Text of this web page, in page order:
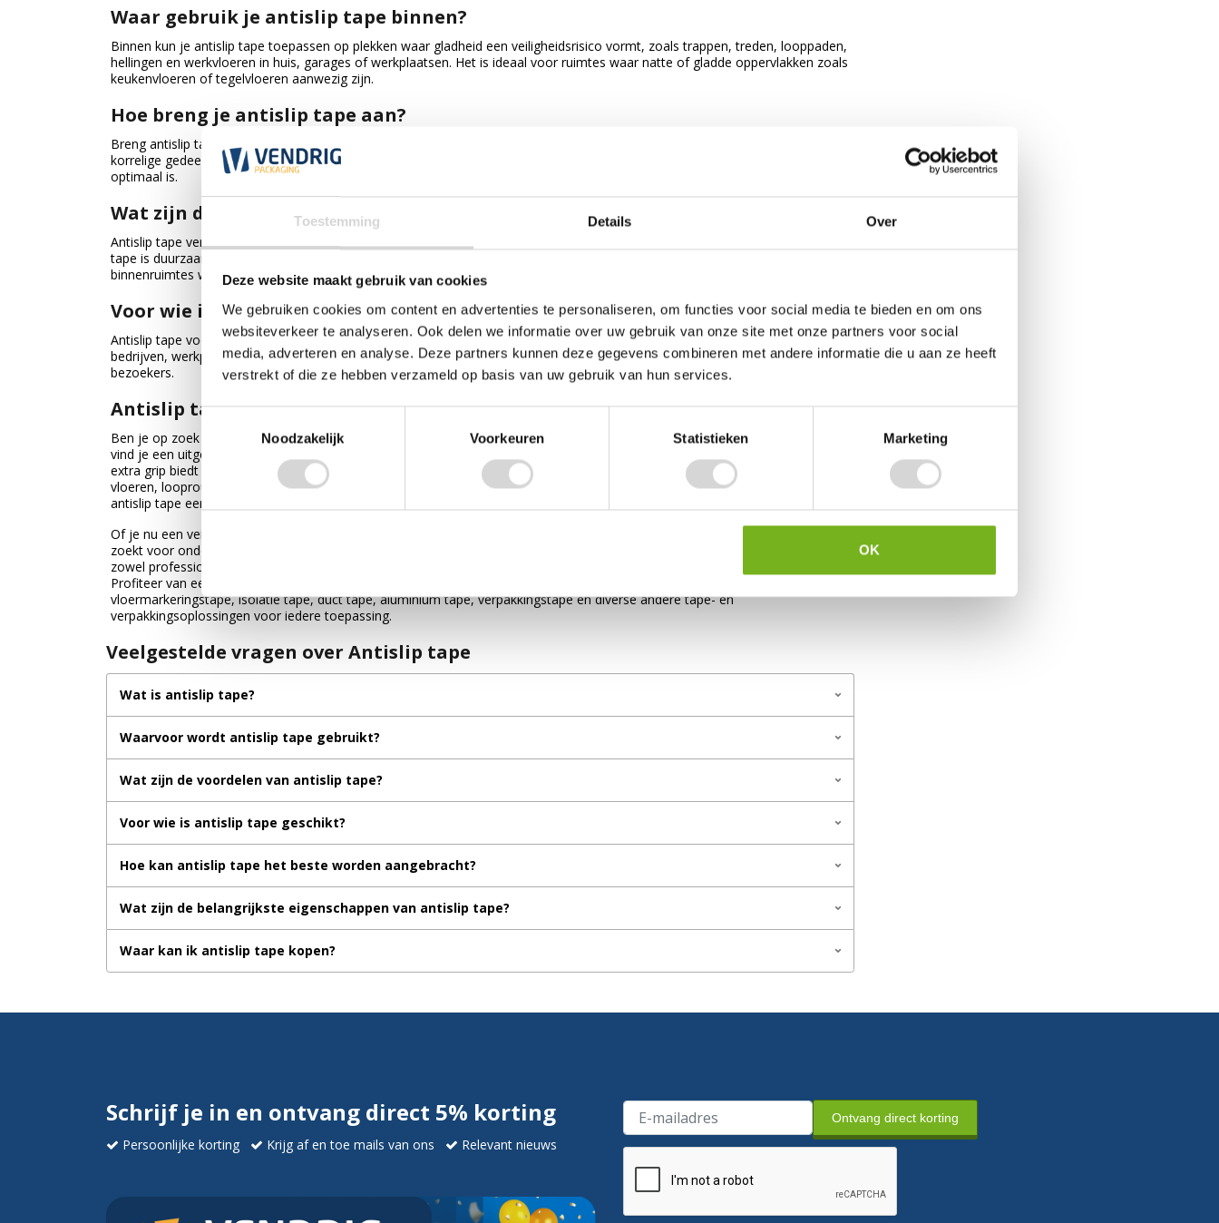
Toestemming Details Over
Deze website maakt gebruik van cookies
We gebruiken cookies om content en advertenties te personaliseren, om functies voor social media te bieden en om ons
websiteverkeer te analyseren. Ook delen we informatie over uw gebruik van onze site met onze partners voor social
media, adverteren en analyse. Deze partners kunnen deze gegevens combineren met andere informatie die u aan ze heeft
verstrekt of die ze hebben verzameld op basis van uw gebruik van hun services.
Toestemmingsselectie
Noodzakelijk
Voorkeuren Statistieken Marketing
OK
Waar gebruik je antislip tape binnen?
Binnen kun je antislip tape toepassen op plekken waar gladheid een veiligheidsrisico vormt, zoals trappen, treden, looppaden,
hellingen en werkvloeren in huis, garages of werkplaatsen. Het is ideaal voor ruimtes waar natte of gladde oppervlakken zoals
keukenvloeren of tegelvloeren aanwezig zijn.
Hoe breng je antislip tape aan?
Breng antislip tape aan op een schoon, droog en stofvrij oppervlak. Verwijder de beschermlaag van de tape en plak het
korrelige gedeelte strak op de gewenste plek. Druk de tape goed aan zodat de lijmlaag stevig hecht en de antislip werking
optimaal is.
Wat zijn de voordelen van antislip tape?
Antislip tape verhoogt de veiligheid door de kans op uitglijden en vallen te verkleinen, vooral op gladde vloeren of treden. De
tape is duurzaam, slijtvast en eenvoudig aan te brengen zonder gereedschap. Hierdoor is het een effectieve oplossing voor
binnenruimtes waar extra grip gewenst is.
Voor wie is deze tape geschikt?
Antislip tape voor binnen is geschikt voor particulieren die risico’s willen verminderen in huis of garage, maar ook voor
bedrijven, werkplaatsen en kantoren waar extra grip op gladde vloeren belangrijk is voor de veiligheid van medewerkers en
bezoekers.
Antislip tape koop je bij Vendrig Packaging!
Ben je op zoek naar een praktische oplossing om de veiligheid op gladde oppervlakken te verbeteren? Bij Vendrig Packaging
vind je een uitgebreid assortiment antislip tape voor verschillende toepassingen. Antislip tape heeft een ruw oppervlak dat
extra grip biedt en helpt het risico op uitglijden te verminderen. De tape is ideaal voor gebruik op traptreden, hellingen,
vloeren, looproutes, werkplaatsen, magazijnen en andere plekken waar extra grip gewenst is. Dankzij de sterke kleeflaag is
antislip tape eenvoudig aan te brengen op verschillende ondergronden.
Of je nu een veilige werkomgeving wilt creëren, gladde oppervlakken wilt voorzien van extra grip of een praktische oplossing
zoekt voor onderhoud en renovatie, bij Vendrig Packaging vind je altijd een passende oplossing. Antislip tape is geschikt voor
zowel professionele als particuliere toepassingen en verkrijgbaar in verschillende uitvoeringen voor uiteenlopende situaties.
Profiteer van een ruim assortiment, scherpe prijzen en snelle levering. Naast antislip tape vind je bij Vendrig Packaging ook
vloermarkeringstape, isolatie tape, duct tape, aluminium tape, verpakkingstape en diverse andere tape- en
verpakkingsoplossingen voor iedere toepassing.
Veelgestelde vragen over Antislip tape
Wat is antislip tape?
Waarvoor wordt antislip tape gebruikt?
Wat zijn de voordelen van antislip tape?
Voor wie is antislip tape geschikt?
Hoe kan antislip tape het beste worden aangebracht?
Wat zijn de belangrijkste eigenschappen van antislip tape?
Waar kan ik antislip tape kopen?
Schrijf je in en ontvang direct 5% korting
Persoonlijke korting Krijg af en toe mails van ons Relevant nieuws
Ontvang direct korting